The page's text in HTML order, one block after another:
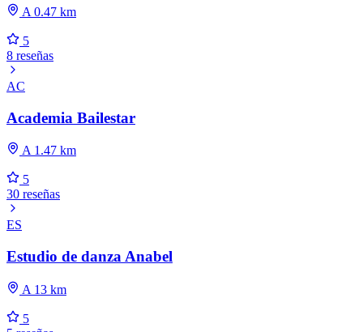
A 0.47 km
5
8 reseñas
AC
Academia Bailestar
A 1.47 km
5
30 reseñas
ES
Estudio de danza Anabel
A 13 km
5